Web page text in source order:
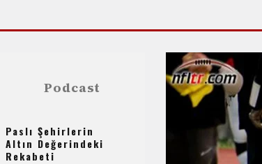
Podcast
Paslı Şehirlerin
Altın Değerindeki
Rekabeti